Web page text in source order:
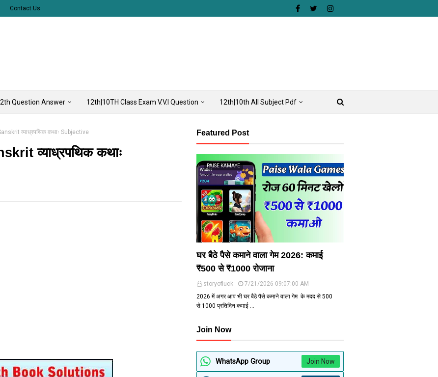
Contact Us
Question Answer 12th|10TH Class Exam V.V.I Question 12th|10th All Subject Pdf
व्याध्रपथिक कथाः Subjective
व्याध्रपथिक कथाः
Featured Post
PAISE KAMAYE
घर बैठे पैसे कमाने वाला गेम 2026: कमाई
₹500 से ₹1000 रोजाना
storyofluck
7/21/2026 09:07:00 AM
2026 में अगर आप भी घर बैठे पैसे कमाने वाला गेम के मदद से ₹500
से ₹1000 प्रतिदिन कमाई …
Join Now
WhatsApp Group Join Now